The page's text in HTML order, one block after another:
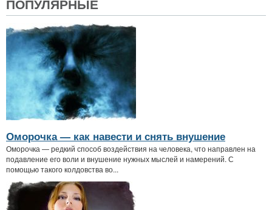
Оморочка — как навести и снять внушение
Оморочка — редкий способ воздействия на человека, что направлен на
подавление его воли и внушение нужных мыслей и намерений. С
помощью такого колдовства во...